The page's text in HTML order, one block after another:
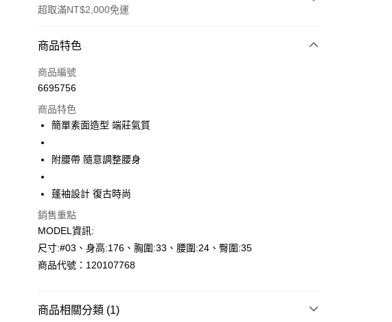
超取滿NT$2,000免運
付款方式
信用卡一次付款
LINE Pay
Apple Pay
Google Pay
AFTEE先享後付
【關於「AFTEE先享後付」】
AFTEE先享後付是「在收到商品之後才付款」的支付方式。 讓您購物簡單
３．安心：先確認商品／服務後，再付款。
全家--滿2000元免運
商品特色
商品編號
6695756
商品特色
簡單素面造型 端莊氣質
附腰帶 隨意調整腰身
蓬袖設計 復古時尚
銷售重點
MODEL資訊:
尺寸:#03、身高:176、胸圍:33、腰圍:24、臀圍:35
商品代號：120107768
商品相關分類 (1)